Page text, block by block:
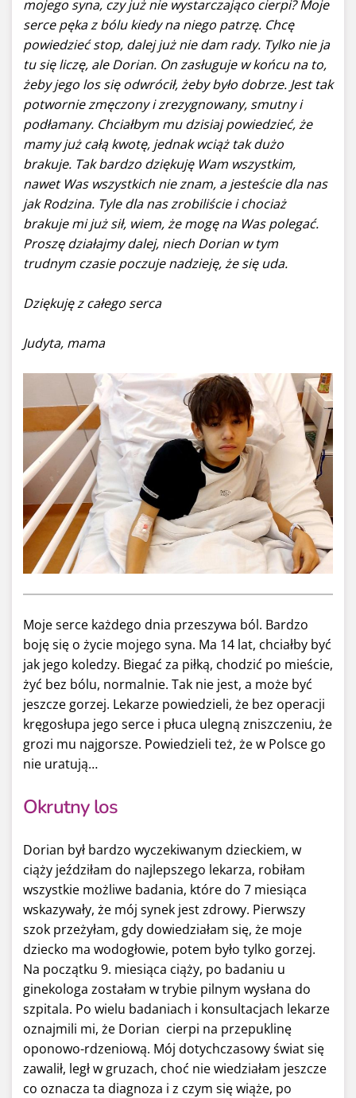
mojego syna, czy już nie wystarczająco cierpi? Moje
serce pęka z bólu kiedy na niego patrzę. Chcę
powiedzieć stop, dalej już nie dam rady. Tylko nie ja
tu się liczę, ale Dorian. On zasługuje w końcu na to,
żeby jego los się odwrócił, żeby było dobrze. Jest tak
potwornie zmęczony i zrezygnowany, smutny i
podłamany. Chciałbym mu dzisiaj powiedzieć, że
mamy już całą kwotę, jednak wciąż tak dużo
brakuje. Tak bardzo dziękuję Wam wszystkim,
nawet Was wszystkich nie znam, a jesteście dla nas
jak Rodzina. Tyle dla nas zrobiliście i chociaż
brakuje mi już sił, wiem, że mogę na Was polegać.
Proszę działajmy dalej, niech Dorian w tym
trudnym czasie poczuje nadzieję, że się uda.
Dziękuję z całego serca
Judyta, mama
Moje serce każdego dnia przeszywa ból. Bardzo
boję się o życie mojego syna. Ma 14 lat, chciałby być
jak jego koledzy. Biegać za piłką, chodzić po mieście,
żyć bez bólu, normalnie. Tak nie jest, a może być
jeszcze gorzej. Lekarze powiedzieli, że bez operacji
kręgosłupa jego serce i płuca ulegną zniszczeniu, że
grozi mu najgorsze. Powiedzieli też, że w Polsce go
nie uratują…
Okrutny los
Dorian był bardzo wyczekiwanym dzieckiem, w
ciąży jeździłam do najlepszego lekarza, robiłam
wszystkie możliwe badania, które do 7 miesiąca
wskazywały, że mój synek jest zdrowy. Pierwszy
szok przeżyłam, gdy dowiedziałam się, że moje
dziecko ma wodogłowie, potem było tylko gorzej.
Na początku 9. miesiąca ciąży, po badaniu u
ginekologa zostałam w trybie pilnym wysłana do
szpitala. Po wielu badaniach i konsultacjach lekarze
oznajmili mi, że Dorian cierpi na przepuklinę
oponowo-rdzeniową. Mój dotychczasowy świat się
zawalił, legł w gruzach, choć nie wiedziałam jeszcze
co oznacza ta diagnoza i z czym się wiąże, po